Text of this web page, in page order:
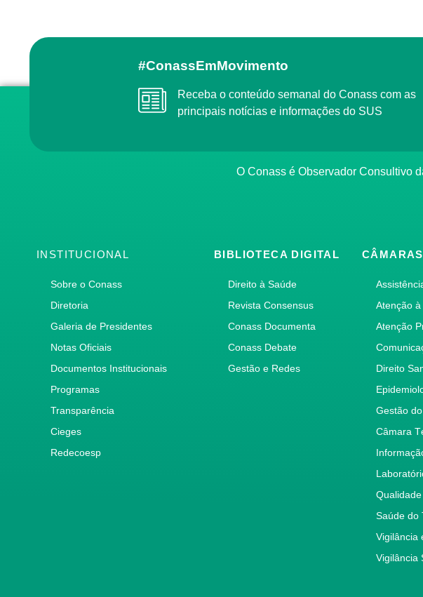
#ConassEmMovimento
Receba o conteúdo semanal do Conass com as
principais notícias e informações do SUS
O Conass é Observador
INSTITUCIONAL
Sobre o Conass
Diretoria
Galeria de Presidentes
Notas Oficiais
Documentos Institucionais
Programas
Transparência
Cieges
Redecoesp
BIBLIOTECA DIGITAL
Direito à Saúde
Revista Consensus
Conass Documenta
Conass Debate
Gestão e Redes
Atenção
Atenção
Direito
Gestão
Câmara
Saúde do
Vigilância
Vigilância